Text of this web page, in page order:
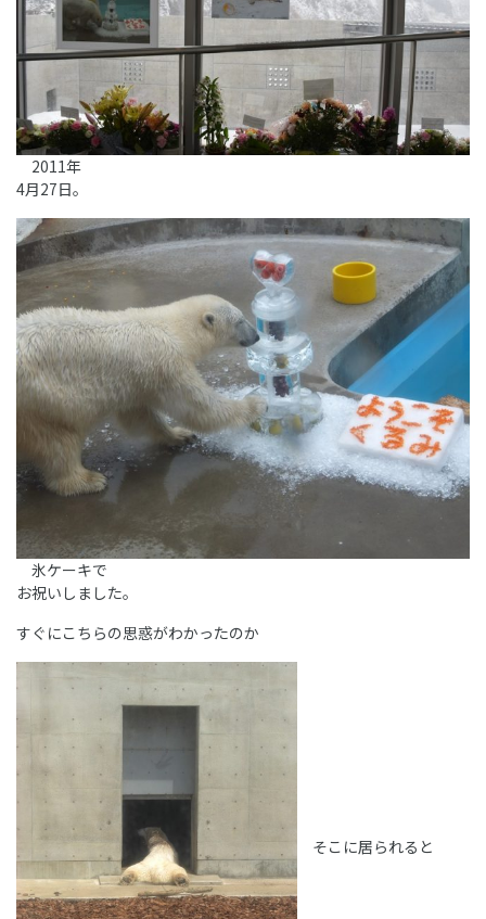
2011年
4月27日。
氷ケーキで
お祝いしました。
すぐにこちらの思惑がわかったのか
そこに居られると